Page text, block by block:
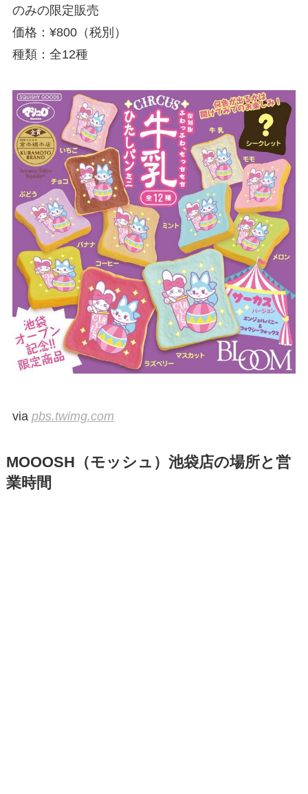
のみの限定販売
価格：¥800（税別）
種類：全12種
via pbs.twimg.com
MOOOSH（モッシュ）池袋店の場所と営
業時間